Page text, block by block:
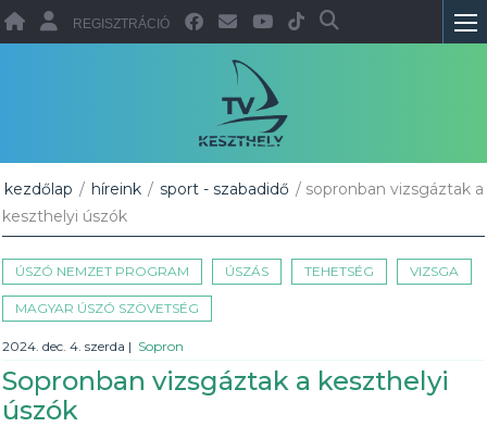
REGISZTRÁCIÓ
kezdőlap / híreink / sport - szabadidő / sopronban vizsgáztak a
keszthelyi úszók
ÚSZÓ NEMZET PROGRAM ÚSZÁS TEHETSÉG VIZSGA
MAGYAR ÚSZÓ SZÖVETSÉG
2024. dec. 4. szerda | Sopron
Sopronban vizsgáztak a keszthelyi
úszók